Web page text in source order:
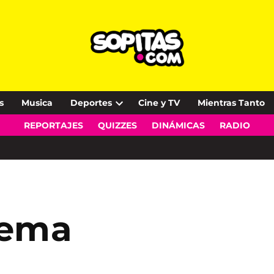
Musica Deportes
Open
dropdown
Cine y TV Mientras Tanto
REPORTAJES QUIZZES DINÁMICAS RADIO